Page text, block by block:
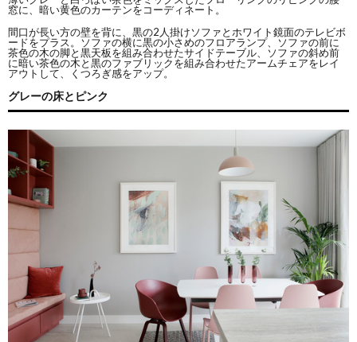
窓に、暗い黄色のカーテンをコーディネート。
間口が長い方の壁を背に、黒の2人掛けソファとホワイト鏡面のテレビボ
ードをプラス。ソファの横に黒の小さめのフロアランプ、ソファの前に
茶色の木の脚と黒天板を組み合わせたサイドテーブル、ソファの斜め前
に暗い茶色の木と黒のファブリックを組み合わせたアームチェアをレイ
アウトして、くつろぎ感をアップ。
グレーの床とピンク